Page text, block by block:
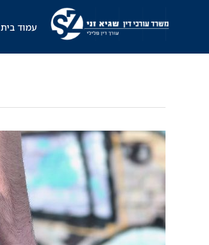
עמוד בית
החופש
הגדול
מתחיל:
דין
פלילי
לקטינים
על